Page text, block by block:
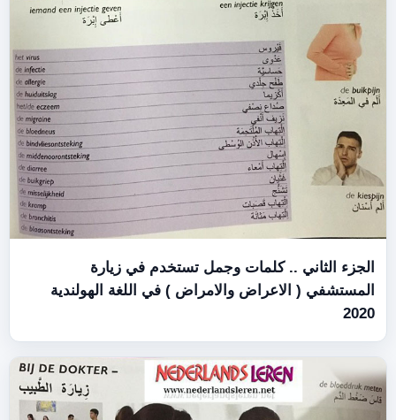
وجمل تستخدم في زيارة
والامراض ) في اللغة الهولندية